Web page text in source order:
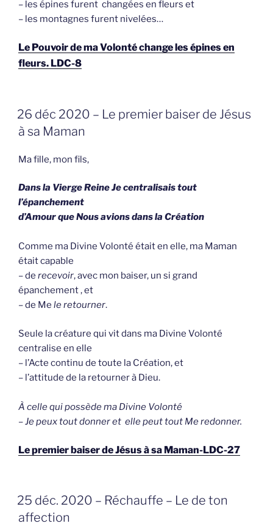
– les épines furent changées en fleurs et
– les montagnes furent nivelées…
Le Pouvoir de ma Volonté change les épines en
fleurs. LDC-8
GEPLAATST
OP
26 déc 2020 – Le premier baiser de Jésus
à sa Maman
Ma fille, mon fils,
Dans la Vierge Reine Je centralisais tout
l’épanchement
d’Amour que Nous avions dans la Création
Comme ma Divine Volonté était en elle, ma Maman
était capable
– de recevoir, avec mon baiser, un si grand
épanchement , et
– de Me le retourner.
Seule la créature qui vit dans ma Divine Volonté
centralise en elle
– l’Acte continu de toute la Création, et
– l’attitude de la retourner à Dieu.
À celle qui possède ma Divine Volonté
– Je peux tout donner et elle peut tout Me redonner.
Le premier baiser de Jésus à sa Maman-LDC-27
GEPLAATST
OP
25 déc. 2020 – Réchauffe – Le de ton
affection